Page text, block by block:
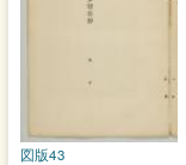
図版43